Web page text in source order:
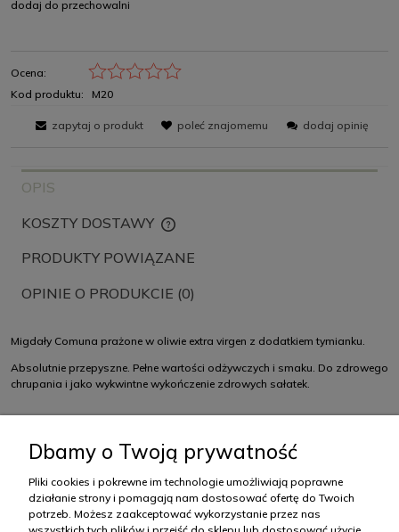
dodaj do przechowalni
Ocena:
Kod produktu:
M20
zapytaj o produkt poleć znajomemu dodaj opinię
OPIS
KOSZTY DOSTAWY
CENA NIE ZAWIERA EWENTUALNYCH KOSZTÓW PŁATNOŚCI
PRODUKTY POWIĄZANE
OPINIE O PRODUKCIE (0)
Migdały Comuna prażone w oliwie extra virgen z dodatkiem tymianku.
Absolutnie przepyszne. Pełne wartości odżywczych i smaku. Do zdrowego
chrupania i jako wykwintne wykończenie zdrowych sałatek.
Wartość odżywcza w 100g produktu: 627kcal, tłuszcz 56g (w tym
kwasy tłuszczowe nasycone 4,4), węglowodany 20g (w tym cukry
2,8), białko 19g, sól 0,99g, błonnik pokarmowy 15g.
Dbamy o Twoją prywatność
Pliki cookies i pokrewne im technologie umożliwiają poprawne
działanie strony i pomagają nam dostosować ofertę do Twoich
potrzeb. Możesz zaakceptować wykorzystanie przez nas